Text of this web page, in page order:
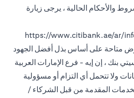
والأحكام الحالية ، يرجى زيارة
https://www.citibank.ae/ar/
متاحة على أساس بذل أفضل الجهود
بنك ، إن إيه - فرع الإمارات العربية
ولا تتحمل أي التزام أو مسؤولية
المقدمة من قبل الشركاء /